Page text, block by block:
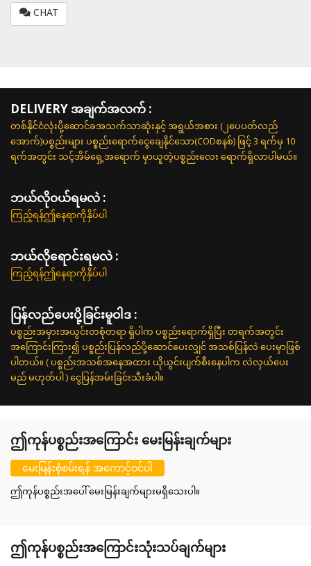
CHAT
DELIVERY အချက်အလက် :
တစ်နိုင်ငံလုံးပို့ဆောင်ခအသက်သာဆုံးနှင့် အရွယ်အစား (၂ပေပတ်လည်
အောက်)ပစ္စည်းများ ပစ္စည်းရောက်ငွေချေနိုင်သော(CODစနစ်) ဖြင့် 3 ရက်မှ 10
ရက်အတွင်း သင့်အိမ်ရှေ့အရောက် မှာယူတဲ့ပစ္စည်းလေး ရောက်ရှိလာပါမယ်။
ဘယ်လို၀ယ်ရမလဲ :
ကြည့်ရန်ဤနေရာကိုနှိပ်ပါ
ဘယ်လိုရောင်းရမလဲ :
ကြည့်ရန်ဤနေရာကိုနှိပ်ပါ
ပြန်လည်ပေးပို့ခြင်းမူဝါဒ :
ပစ္စည်းအမှားအယွင်းတစုံတရာ ရှိပါက ပစ္စည်းရောက်ရှိပြီး တရက်အတွင်း
အကြောင်းကြား၍ ပစ္စည်းပြန်လည်ပို့ဆောင်ပေးလျှင် အသစ်ပြန်လဲ ပေးမှာဖြစ်
ပါတယ်။ ( ပစ္စည်းအသစ်အနေအထား ယိုယွင်းပျက်စီးနေပါက လဲလှယ်ပေး
မည် မဟုတ်ပါ ) ငွေပြန်အမ်းခြင်းသီးခံပါ။
ဤကုန်ပစ္စည်းအကြောင်း မေးမြန်းချက်များ
မေးမြန်းစုံစမ်းရန် အကောင့်ဝင်ပါ
ဤကုန်ပစ္စည်းအပေါ် မေးမြန်းချက်များမရှိသေးပါ။
ဤကုန်ပစ္စည်းအကြောင်းသုံးသပ်ချက်များ